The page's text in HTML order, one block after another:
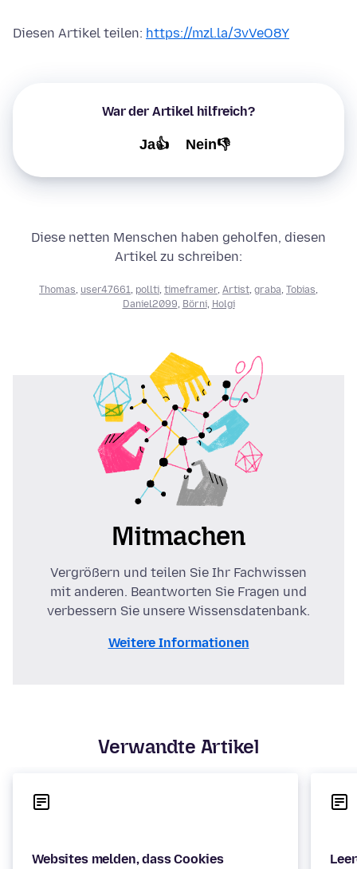
Diesen Artikel teilen: https://mzl.la/3vVeO8Y
War der Artikel hilfreich?
Ja👍 Nein👎
Diese netten Menschen haben geholfen, diesen
Artikel zu schreiben:
Thomas user47661 pollti timeframer, Artist graba Tobias
Daniel2099 Börni, Holgi
Mitmachen
Vergrößern und teilen Sie Ihr Fachwissen
mit anderen. Beantworten Sie Fragen und
verbessern Sie unsere Wissensdatenbank.
Weitere Informationen
Verwandte Artikel
Websites melden, dass Cookies